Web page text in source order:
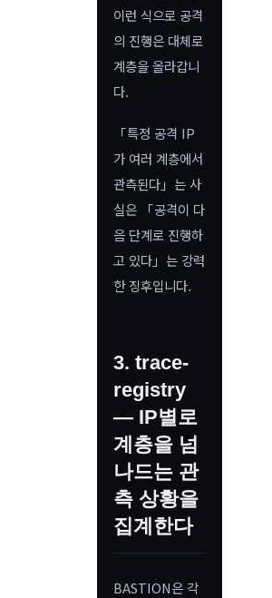
이런 식으로 공격
의 진행은 대체로
계층을 올라갑니
다.
「특정 공격 IP
가 여러 계층에서
관측된다」는 사
실은 「공격이 다
음 단계로 진행하
고 있다」는 강력
한 징후입니다.
3. trace-
registry
— IP별로
계층을 넘
나드는 관
측 상황을
집계한다
BASTION은 각